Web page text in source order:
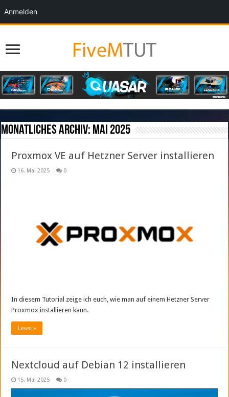
Monatliches Archiv: Mai 2025
Proxmox VE auf Hetzner Server installieren
16. Mai 2025 0
In diesem Tutorial zeige ich euch, wie man auf einem Hetzner Server
Proxmox installieren kann.
Lesen »
Nextcloud auf Debian 12 installieren
15. Mai 2025 0
Anmelden